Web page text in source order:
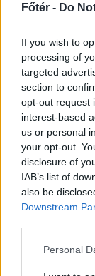
Főtér - Do
If you wish to
processing of
targeted
section to
opt-out request
interest-based
us or personal
your opt-out.
disclosure of
IAB’s list of
also be
Downstream
Personal